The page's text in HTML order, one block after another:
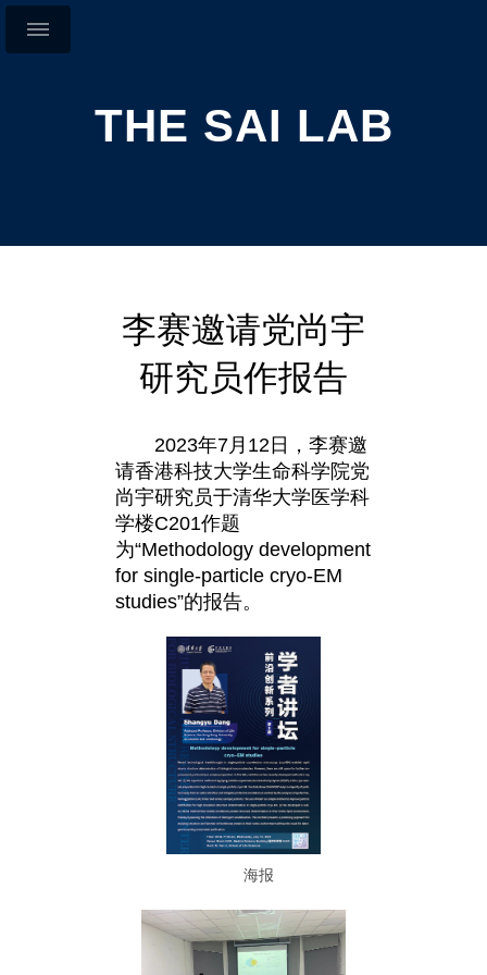
THE SAI LAB
李赛邀请党尚宇
研究员作报告
2023年7月12日，李赛邀
请香港科技大学生命科学院党
尚宇研究员于清华大学医学科
学楼C201作题
为“Methodology development
for single-particle cryo-EM
studies”的报告。
海报